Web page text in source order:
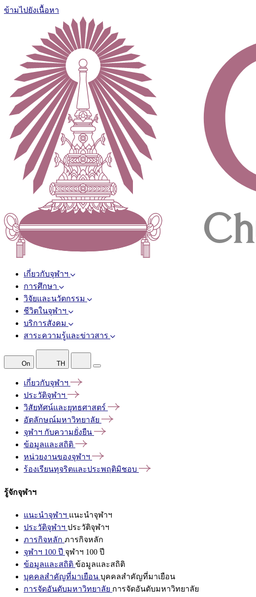
ข้ามไปยังเนื้อหา
เกี่ยวกับจุฬาฯ
การศึกษา
วิจัยและนวัตกรรม
ชีวิตในจุฬาฯ
บริการสังคม
สาระความรู้และข่าวสาร
On TH
เกี่ยวกับจุฬาฯ
ประวัติจุฬาฯ
วิสัยทัศน์และยุทธศาสตร์
อัตลักษณ์มหาวิทยาลัย
จุฬาฯ กับความยั่งยืน
ข้อมูลและสถิติ
หน่วยงานของจุฬาฯ
ร้องเรียนทุจริตและประพฤติมิชอบ
รู้จักจุฬาฯ
แนะนำจุฬาฯ แนะนำจุฬาฯ
ประวัติจุฬาฯ ประวัติจุฬาฯ
ภารกิจหลัก ภารกิจหลัก
จุฬาฯ 100 ปี จุฬาฯ 100 ปี
ข้อมูลและสถิติ ข้อมูลและสถิติ
บุคคลสำคัญที่มาเยือน บุคคลสำคัญที่มาเยือน
การจัดอันดับมหาวิทยาลัย การจัดอันดับมหาวิทยาลัย